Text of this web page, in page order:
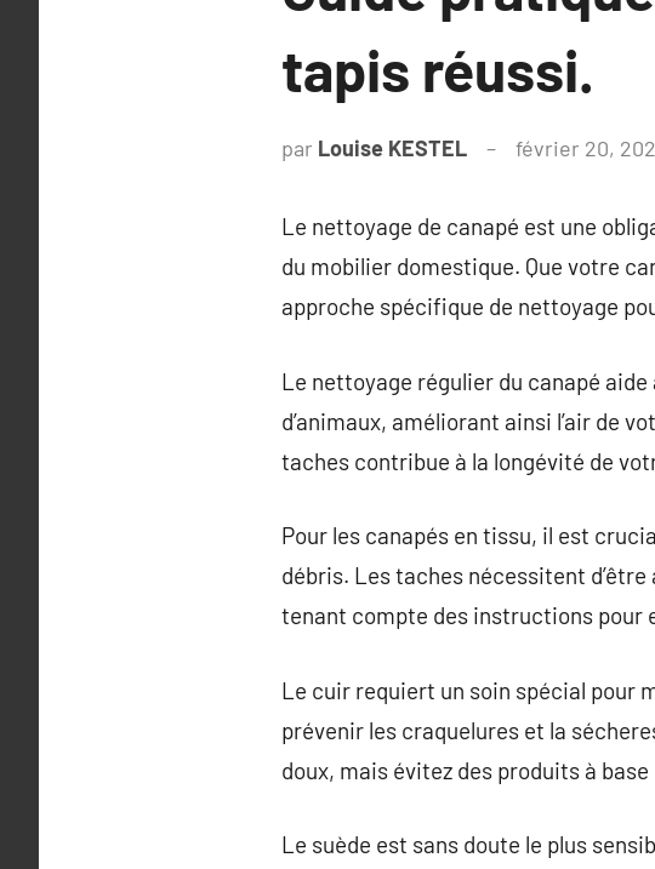
tapis réussi.
par Louise KESTEL février 20,
Le nettoyage de canapé est une
du mobilier domestique. Que votre
approche spécifique de nettoyage
Le nettoyage régulier du canapé
d’animaux, améliorant ainsi l’air de
taches contribue à la longévité de
Pour les canapés en tissu, il est
débris. Les taches nécessitent
tenant compte des instructions pour
Le cuir requiert un soin spécial pour
prévenir les craquelures et la
doux, mais évitez des produits à
Le suède est sans doute le plus